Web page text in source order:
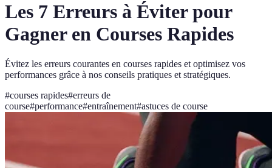
Les 7 Erreurs à Éviter pour
Gagner en Courses Rapides
Évitez les erreurs courantes en courses rapides et optimisez vos
performances grâce à nos conseils pratiques et stratégiques.
#courses rapides#erreurs de
course#performance#entraînement#astuces de course